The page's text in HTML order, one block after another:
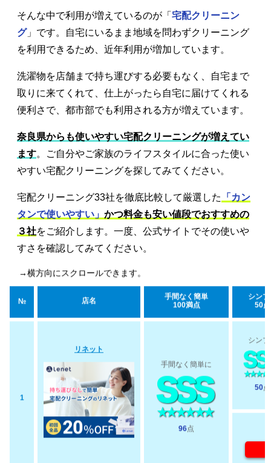
そんな中で利用が増えているのが「 宅配クリーニン
グ」です。自宅にいるまま地域を問わずクリーニング
を利用できるため、近年利用が増加しています。
洗濯物を店舗まで持ち運びする必要もなく、自宅まで
取りに来てくれて、仕上がったら自宅に届けてくれる
便利さで、都市部でも利用される方が増えています。
奈良県からも使いやすい宅配クリーニングが増えてい
ます。ご自分やご家族のライフスタイルに合った使い
やすい宅配クリーニングを探してみてください。
宅配クリーニング33社を徹底比較して厳選した
「カン
タンで使いやすい」 かつ料金も安い値段でおすすめの
３社をご紹介します。一度、公式サイトでその使いや
すさを確認してみてください。
→横方向にスクロールできます。
№ 店名
手間なく簡単
100満点
シン
50点
1
リネット
手間なく簡単に
96点
シン
50点